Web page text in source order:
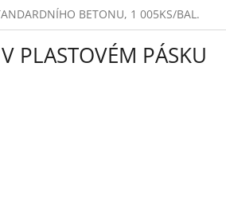
BETONU, 1 005KS/BAL.
PLASTOVÉM PÁSKU